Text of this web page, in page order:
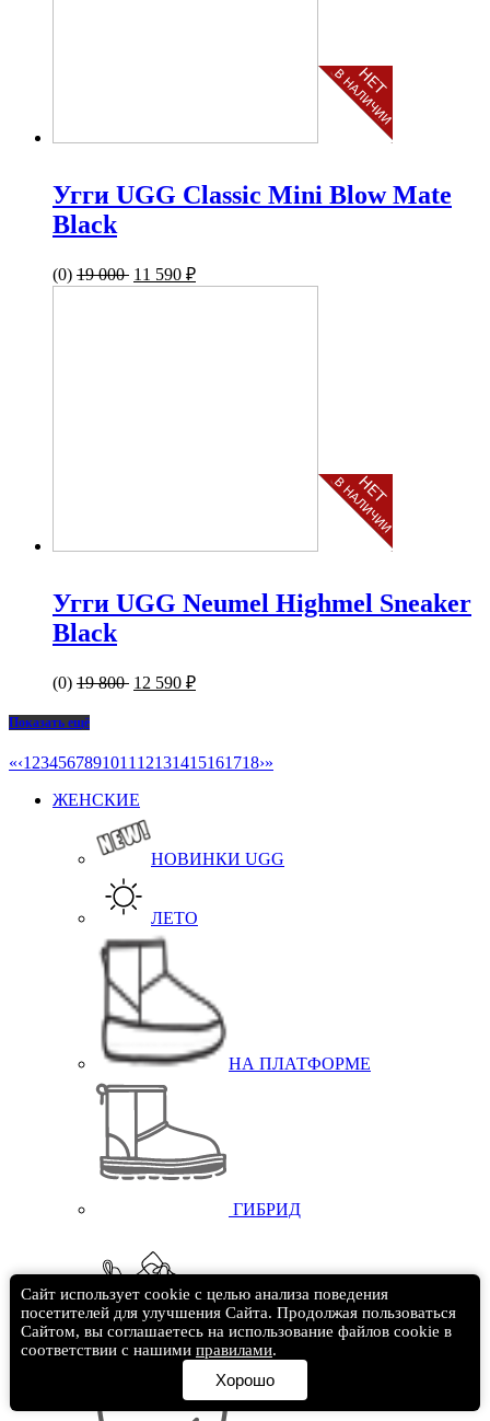
Угги UGG Classic Mini Blow Mate
Black
(0) 19 000 11 590 ₽
Угги UGG Neumel Highmel Sneaker
Black
(0) 19 800 12 590 ₽
Показать ещё
«‹1 234567891011 12131415161718›»
ЖЕНСКИЕ
НОВИНКИ UGG
ЛЕТО
НА ПЛАТФОРМЕ
ГИБРИД
LOWMEL
Сайт использует cookie с целью анализа поведения
посетителей для улучшения Сайта. Продолжая пользоваться
Сайтом, вы соглашаетесь на использование файлов cookie в
соответствии с нашими правилами.
Хорошо